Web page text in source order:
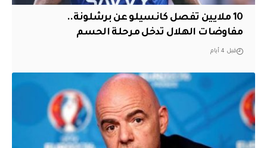
10 ملايين تفصل كانسيلو عن برشلونة..
مفاوضات الهلال تدخل مرحلة الحسم
قبل 4 أيام